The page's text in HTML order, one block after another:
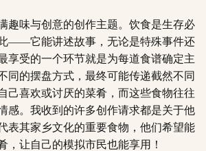
趣味与创意的创作主题。饮食是生存必
——它能讲述故事，无论是特殊事件还
享受的一个环节就是为每道食谱确定主
同的摆盘方式，最终可能传递截然不同
己喜欢或讨厌的菜肴，而这些食物往往
感。我收到的许多创作请求都是关于他
表其家乡文化的重要食物，他们希望能
，让自己的模拟市民也能享用！